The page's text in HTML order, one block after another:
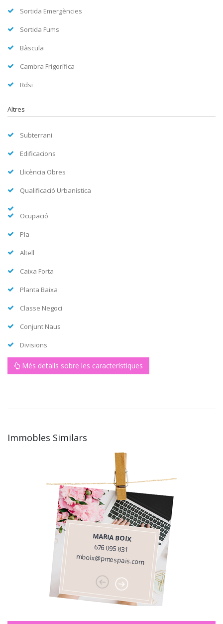
Sortida Emergències
Sortida Fums
Bàscula
Cambra Frigorífica
Rdsi
Altres
Subterrani
Edificacions
Llicència Obres
Qualificació Urbanística
Ocupació
Pla
Altell
Caixa Forta
Planta Baixa
Classe Negoci
Conjunt Naus
Divisions
Més detalls sobre les característiques
Immobles Similars
MARIA BOIX
676 095 831
mboix@pmespais.com